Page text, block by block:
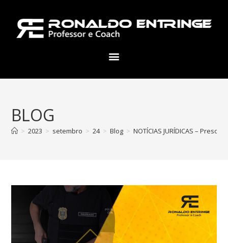
BLOG
> 2023 > setembro > 24 > Blog > NOTÍCIAS JURÍDICAS –